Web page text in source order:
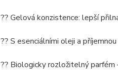
?? Gelová konzistence: lepší
?? S esenciálními oleji a
?? Biologicky rozložitelný